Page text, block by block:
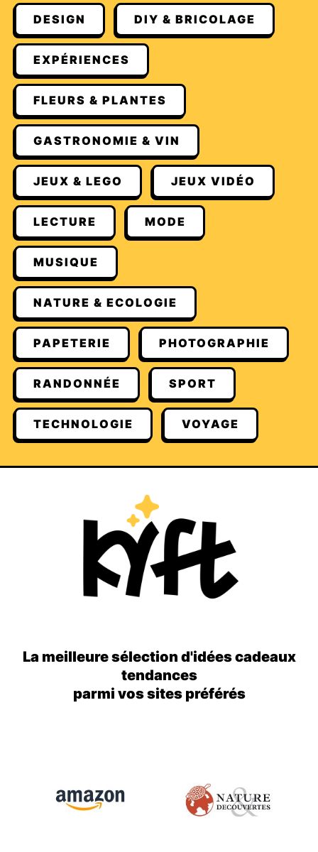
DESIGN DIY & BRICOLAGE
EXPÉRIENCES
FLEURS & PLANTES
GASTRONOMIE & VIN
JEUX & LEGO JEUX VIDÉO
LECTURE MODE
MUSIQUE
NATURE & ECOLOGIE
PAPETERIE PHOTOGRAPHIE
RANDONNÉE SPORT
TECHNOLOGIE VOYAGE
La meilleure sélection d'idées cadeaux
tendances
parmi vos sites préférés